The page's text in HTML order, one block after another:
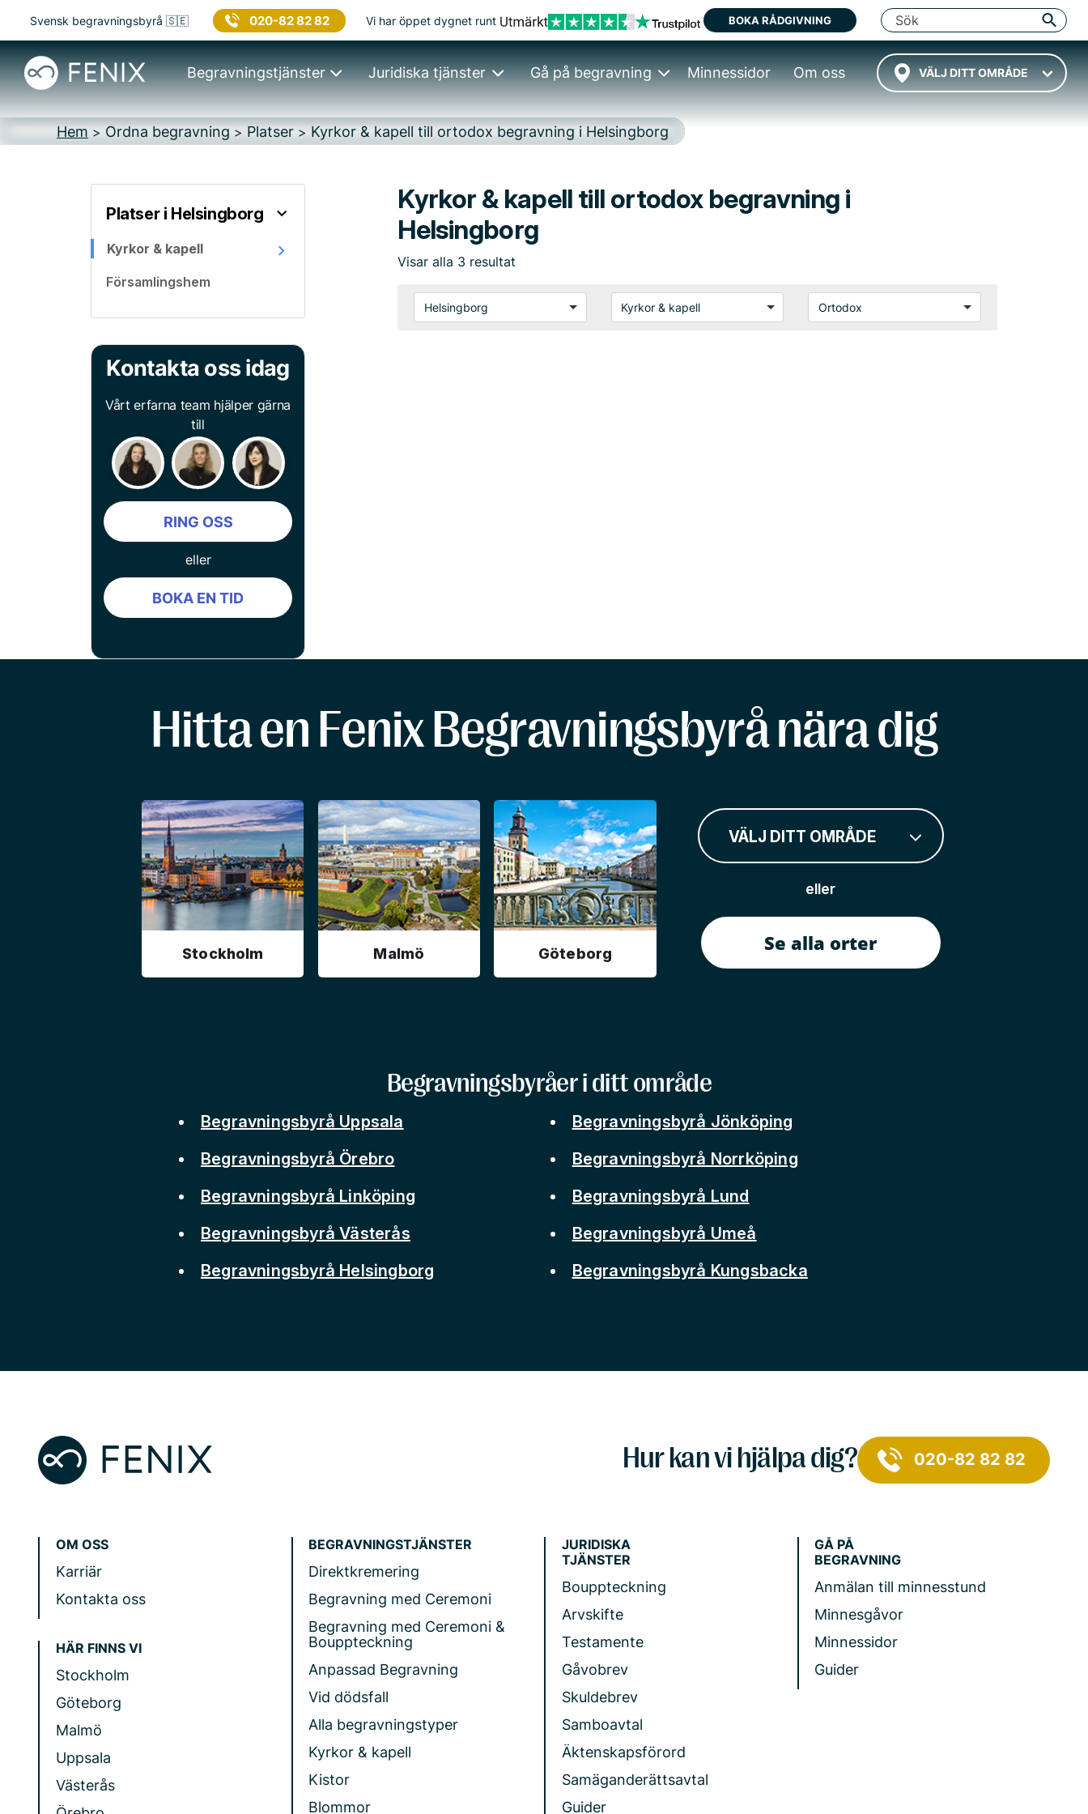
Svensk begravningsbyrå 🇸🇪 020-82 82 82 Vi har öppet dygnet runt BOKA RÅDGIVNING
VÄLJ DITT OMRÅDE
Begravningstjänster Juridiska tjänster Gå på begravning Minnessidor Om oss
Hem > Ordna begravning > Platser > Kyrkor & kapell till ortodox begravning i Helsingborg
Platser i Helsingborg
Kyrkor & kapell
Församlingshem
Kontakta oss idag
Vårt erfarna team hjälper gärna
till
RING OSS
eller
BOKA EN TID
Kyrkor & kapell till ortodox begravning i
Helsingborg
Visar alla 3 resultat
Helsingborg Kyrkor & kapell Ortodox
Hitta en Fenix Begravningsbyrå nära dig
Stockholm Malmö Göteborg
VÄLJ DITT OMRÅDE
eller
Se alla orter
Begravningsbyråer i ditt område
Begravningsbyrå Uppsala
Begravningsbyrå Örebro
Begravningsbyrå Linköping
Begravningsbyrå Västerås
Begravningsbyrå Helsingborg
Begravningsbyrå Jönköping
Begravningsbyrå Norrköping
Begravningsbyrå Lund
Begravningsbyrå Umeå
Begravningsbyrå Kungsbacka
Hur kan vi hjälpa dig? 020-82 82 82
OM OSS
Karriär
Kontakta oss
HÄR FINNS VI
Stockholm
Göteborg
Malmö
Uppsala
Västerås
BEGRAVNINGSTJÄNSTER
Direktkremering
Begravning med Ceremoni
Begravning med Ceremoni &
Bouppteckning
Anpassad Begravning
Vid dödsfall
Alla begravningstyper
Kyrkor & kapell
Kistor
Blommor
JURIDISKA
TJÄNSTER
Bouppteckning
Arvskifte
Testamente
Gåvobrev
Skuldebrev
Samboavtal
Äktenskapsförord
Samäganderättsavtal
Guider
GÅ PÅ
BEGRAVNING
Anmälan till minnesstund
Minnesgåvor
Minnessidor
Guider